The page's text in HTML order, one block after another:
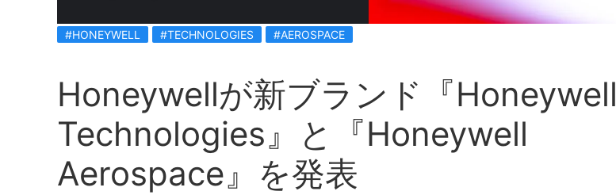
#HONEYWELL #TECHNOLOGIES #AEROSPACE
Honeywellが新ブランド『Honeywell
Technologies』と『Honeywell
Aerospace』を発表